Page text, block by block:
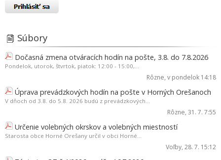
Súbory
Dočasná zmena otváracích hodín na pošte, 3.8. do 7.8.2026
Pondelok, utorok, štvrtok, piatok: 12:00 - 15:00,...
Rôzne, v pondelok 14:18
Úprava prevádzkových hodín na pošte v Horných Orešanoch
V dňoch od 3.8. do 5.8. 2026 budú z prevádzkových...
Rôzne, 31. 7. 7:55
Určenie volebných okrskov a volebných miestností
Starosta obce Horné Orešany určil v obci Horné...
Voľby, 28. 7. 15:12